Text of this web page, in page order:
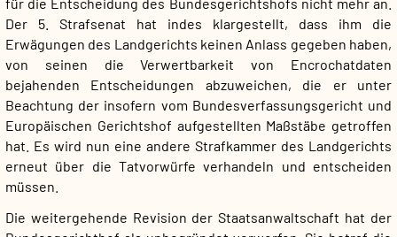
Der 5. Strafsenat hat indes klargestellt, dass ihm die
Erwägungen des Landgerichts keinen Anlass gegeben haben,
von seinen die Verwertbarkeit von Encrochatdaten
bejahenden Entscheidungen abzuweichen, die er unter
Beachtung der insofern vom Bundesverfassungsgericht und
Europäischen Gerichtshof aufgestellten Maßstäbe getroffen
hat. Es wird nun eine andere Strafkammer des Landgerichts
erneut über die Tatvorwürfe verhandeln und entscheiden
müssen.
Die weitergehende Revision der Staatsanwaltschaft hat der